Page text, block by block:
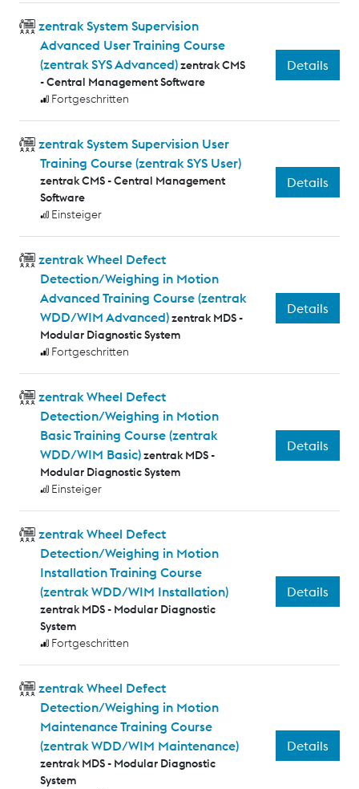
zentrak System Supervision
Advanced User Training Course
(zentrak SYS Advanced)zentrak CMS
- Central Management Software
Fortgeschritten
Details
zentrak System Supervision User
Training Course (zentrak SYS User)
zentrak CMS - Central Management
Software
Einsteiger
Details
zentrak Wheel Defect
Detection/Weighing in Motion
Advanced Training Course (zentrak
WDD/WIM Advanced)zentrak MDS -
Modular Diagnostic System
Fortgeschritten
Details
zentrak Wheel Defect
Detection/Weighing in Motion
Basic Training Course (zentrak
WDD/WIM Basic)zentrak MDS -
Modular Diagnostic System
Einsteiger
Details
zentrak Wheel Defect
Detection/Weighing in Motion
Installation Training Course
(zentrak WDD/WIM Installation)
zentrak MDS - Modular Diagnostic
System
Fortgeschritten
Details
zentrak Wheel Defect
Detection/Weighing in Motion
Maintenance Training Course
(zentrak WDD/WIM Maintenance)
zentrak MDS - Modular Diagnostic
System
Details